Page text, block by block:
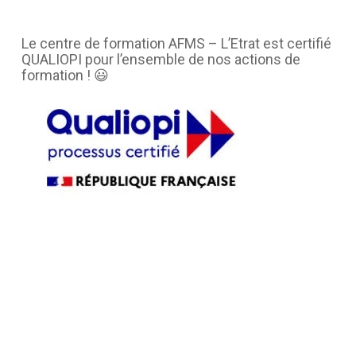
Le centre de formation AFMS – L’Etrat est certifié
QUALIOPI pour l’ensemble de nos actions de
formation ! 😃